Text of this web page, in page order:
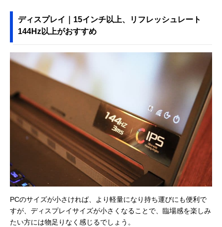
ディスプレイ｜15インチ以上、リフレッシュレート
144Hz以上がおすすめ
PCのサイズが小さければ、より軽量になり持ち運びにも便利で
すが、ディスプレイサイズが小さくなることで、臨場感を楽しみ
たい方には物足りなく感じるでしょう。